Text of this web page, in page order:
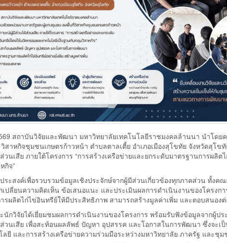
สถาบันวิจัยและพัฒนา มหาวิทยาลัยเทคโนโลยีราชมงคลล้านนา นำโด
าหกิจชุมชนเกษตรก้าวหน้า ตำบลตาลเตี้ย อำเภอเมืองสุโขทัย จังหวัดสุโข
นเสีย ภายใต้โครงการ “การสร้างเครือข่ายและยกระดับมาตรฐานการผลิ
กิจ”
ระสงค์เพื่อรวบรวมข้อมูลเชิงประจักษ์จากผู้มีส่วนเกี่ยวข้องทุกภาคส่วน ทั้ง
ปลี่ยนความคิดเห็น ข้อเสนอแนะ และประเมินผลการดำเนินงานของโครงก
รผลิตไก่ไข่อินทรีย์ให้มีประสิทธิภาพ สามารถสร้างมูลค่าเพิ่ม และตอบสนอง
กวิจัยได้เยี่ยมชมผลการดำเนินงานของโครงการ พร้อมรับฟังข้อมูลจากผู้ป
นเสีย เพื่อสะท้อนผลลัพธ์ ปัญหา อุปสรรค และโอกาสในการพัฒนา ซึ่งจะเ
ลยี และการสร้างเครือข่ายความร่วมมือระหว่างมหาวิทยาลัย ภาครัฐ และชุ